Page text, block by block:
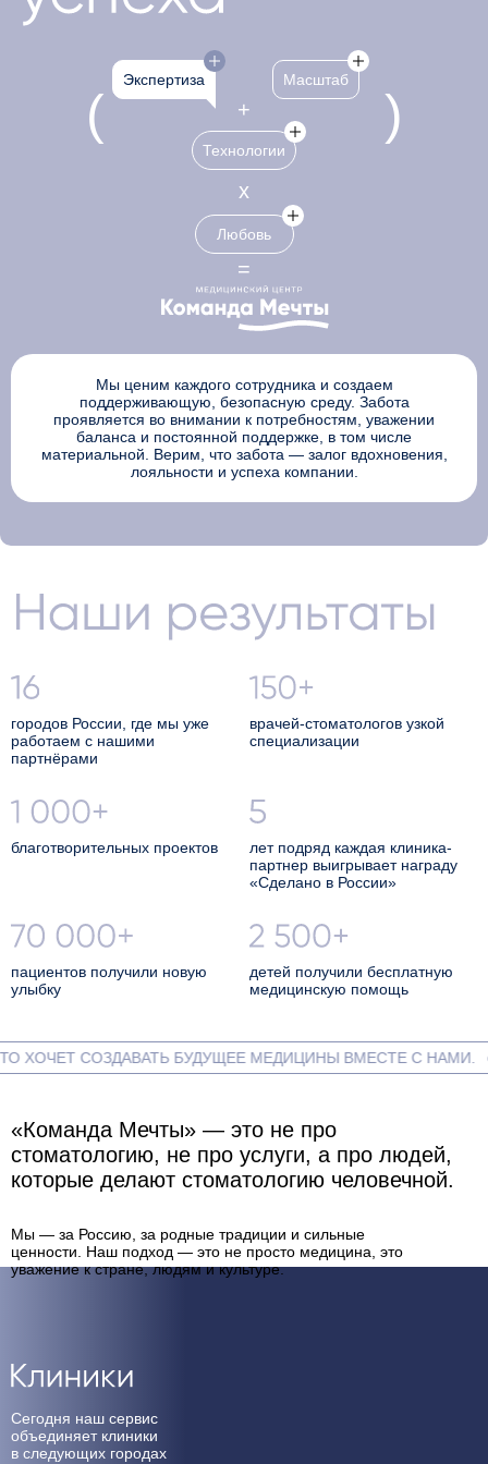
Экспертиза
Показать/скрыть подробности
Масштаб
Показать/скрыть
Технологии
Показать/скрыть
Любовь
Показать/скрыть
Мы ценим каждого сотрудника и создаем
поддерживающую, безопасную среду. Забота
проявляется во внимании к потребностям, уважении
баланса и постоянной поддержке, в том числе
материальной. Верим, что забота — залог вдохновения,
лояльности и успеха компании.
Наши результаты
городов России, где мы уже
работаем с нашими
партнёрами
врачей-стоматологов узкой
специализации
благотворительных проектов
лет подряд каждая клиника-
партнер выигрывает награду
«Сделано в России»
пациентов получили новую
улыбку
детей получили бесплатную
медицинскую помощь
СОЗДАВАТЬ БУДУЩЕЕ МЕДИЦИНЫ ВМЕСТЕ С НАМИ.
Наша атмосфера
«Команда Мечты» — это не про
стоматологию, не про услуги, а про людей,
которые делают стоматологию человечной.
Мы — за Россию, за родные традиции и сильные
ценности. Наш подход — это не просто медицина, это
уважение к стране, людям и культуре.
Клиники
Сегодня наш сервис
объединяет клиники
в следующих городах